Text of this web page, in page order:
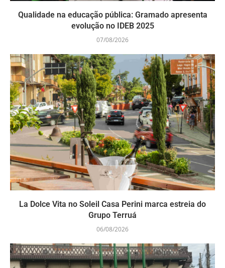
Qualidade na educação pública: Gramado apresenta
evolução no IDEB 2025
07/08/2026
La Dolce Vita no Soleil Casa Perini marca estreia do
Grupo Terruá
06/08/2026